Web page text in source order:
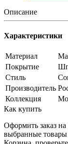
Описание
Характеристики
Материал
Покрытие
Стиль
Производитель
Коллекция
Как купить
Оформить заказ на
выбранные товары